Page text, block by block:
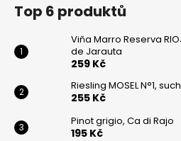
Top 6 produktů
Viňa Marro Reserva
de Jarauta
259 Kč
Riesling MOSEL N°1,
255 Kč
Pinot grigio, Ca di Rajo
195 Kč